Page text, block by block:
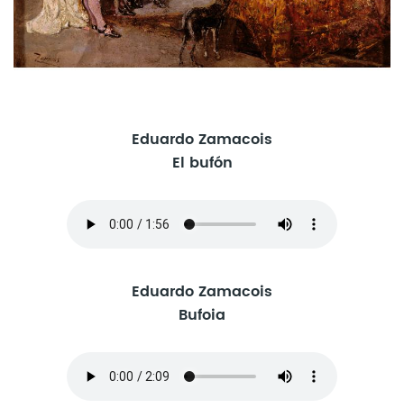
Eduardo Zamacois
El bufón
Eduardo Zamacois
Bufoia